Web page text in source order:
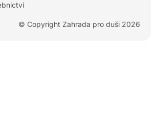
© Copyright Zahrada pro duši 2026